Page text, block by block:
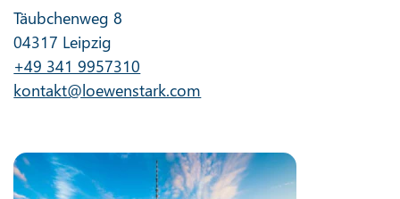
Täubchenweg 8
04317 Leipzig
+49 341 9957310
kontakt@loewenstark.com